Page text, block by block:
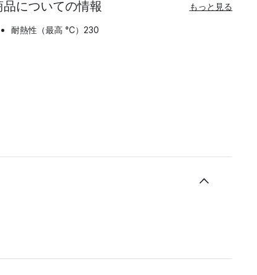
品についての情報 もっと見る
耐熱性（最高 °C）230